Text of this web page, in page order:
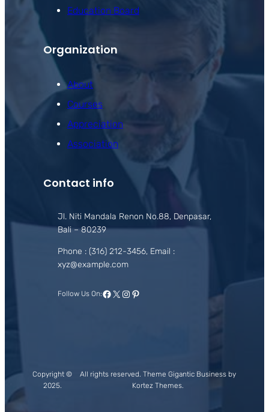
Education Board
Organization
About
Courses
Appreciation
Association
Contact info
Jl. Niti Mandala Renon No.88, Denpasar,
Bali – 80239
Phone : (316) 212-3456, Email :
xyz@example.com
Follow Us On:Facebook
X Instagram
Pinterest
Copyright ©
2025.
All rights reserved. Theme Gigantic Business by
Kortez Themes.